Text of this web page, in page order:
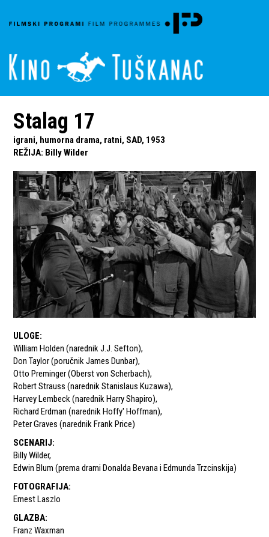
Stalag 17
igrani, humorna drama, ratni, SAD, 1953
REŽIJA: Billy Wilder
ULOGE:
William Holden (narednik J.J. Sefton),
Don Taylor (poručnik James Dunbar),
Otto Preminger (Oberst von Scherbach),
Robert Strauss (narednik Stanislaus Kuzawa),
Harvey Lembeck (narednik Harry Shapiro),
Richard Erdman (narednik Hoffy' Hoffman),
Peter Graves (narednik Frank Price)
SCENARIJ:
Billy Wilder,
Edwin Blum (prema drami Donalda Bevana i Edmunda Trzcinskija)
FOTOGRAFIJA:
Ernest Laszlo
GLAZBA:
Franz Waxman